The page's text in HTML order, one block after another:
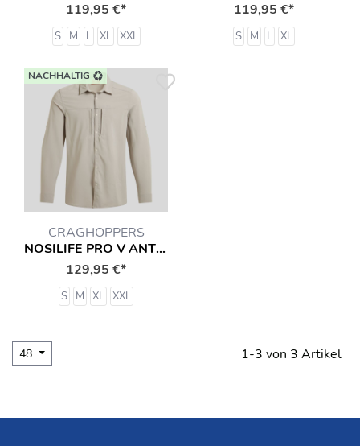
119,95 €*
S M L XL XXL
119,95 €*
S M L XL
NACHHALTIG
CRAGHOPPERS
NOSILIFE PRO V ANTI-INSEKT HEMD
129,95 €*
S M XL XXL
48 1-3 von 3 Artikel